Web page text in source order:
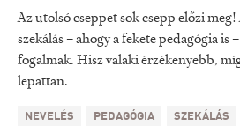
Az utolsó cseppet sok csepp előzi
szekálás – ahogy a fekete pedagógia is
fogalmak. Hisz valaki érzékenyebb,
lepattan.
NEVELÉS PEDAGÓGIA SZEKÁLÁS